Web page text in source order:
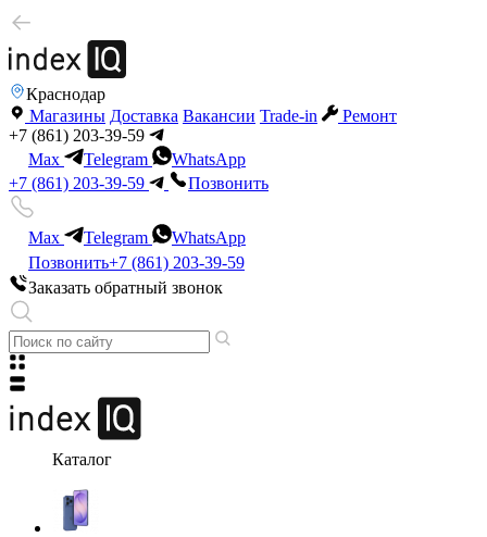
Краснодар
Магазины Доставка Вакансии Trade-in
Ремонт
+7 (861) 203-39-59
Max
Telegram
WhatsApp
+7 (861) 203-39-59
Позвонить
Max Telegram
WhatsApp
Позвонить+7 (861) 203-39-59
Заказать обратный звонок
Каталог